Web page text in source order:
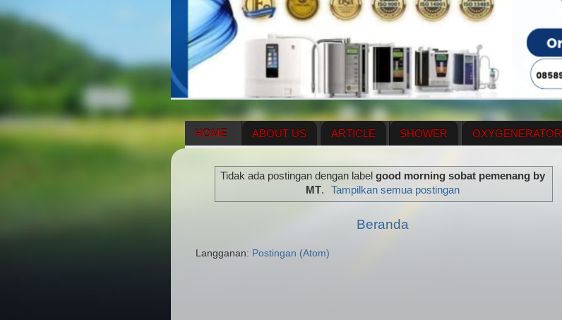
HOME ABOUT US ARTICLE SHOWER OXYGENERATOR
ENAGIC COMPENSATION PLAN MENUS
Tidak ada postingan dengan label good morning sobat pemenang by
MT. Tampilkan semua postingan
Beranda
Langganan: Postingan (Atom)